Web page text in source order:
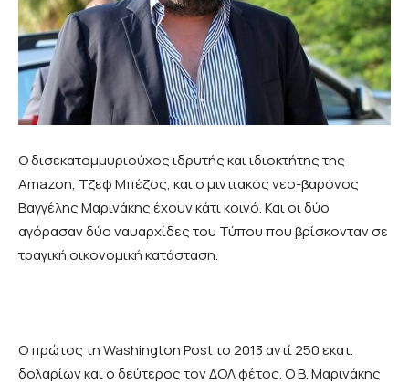
Oδισεκατομμυριούχος ιδρυτής και ιδιοκτήτης της
Amazon, Τζεφ Μπέζος, και ο μιντιακός νεο-βαρόνος
Βαγγέλης Μαρινάκης έχουν κάτι κοινό. Και οι δύο
αγόρασαν δύο ναυαρχίδες του Τύπου που βρίσκονταν σε
τραγική οικονομική κατάσταση.
Ο πρώτος τηWashingtonPostτο 2013 αντί 250 εκατ.
δολαρίων και ο δεύτερος τον ΔΟΛ φέτος. Ο Β. Μαρινάκης